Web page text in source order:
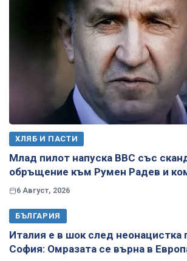
ХЛЯБ И ПАСТИ
Млад пилот напуска ВВС със
обръщение към Румен Радев и
6 Август, 2026
БЪЛГАРИЯ
Италия е в шок след неонацистка
София: Омразата се върна в